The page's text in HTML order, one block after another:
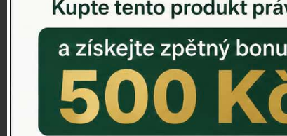
DEKORACE NA HROB
RETRO KONZOLE
Domovní čísla - litina
DEKORACE NA ZEĎ
ZVONKOHRA
ZVONY A ZVONKY
PTAČÍ KRMÍTKA
SLUNEČNÍ HODINY